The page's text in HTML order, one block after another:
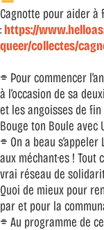
Cagnotte pour aider
: https://
queer/collectes/
⌯ Pour commencer
à l’occasion de sa
et les angoisses de fin
Bouge ton Boule avec
⌯ On a beau
aux méchant·es ! Tout
vrai réseau de
Quoi de mieux pour
par et pour la
⌯ Au programme de